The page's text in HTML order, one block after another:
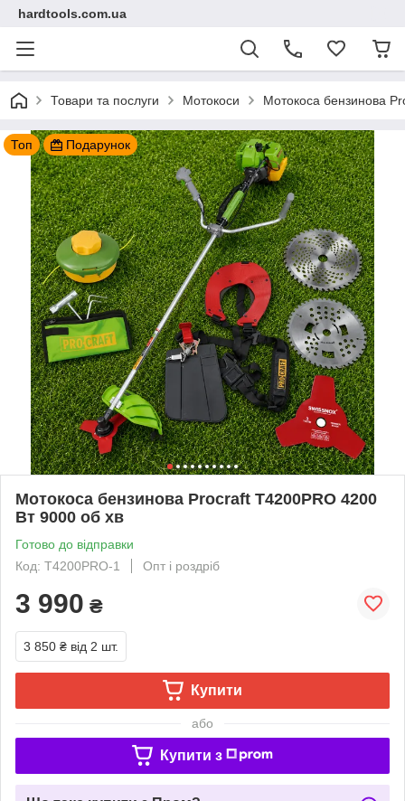
hardtools.com.ua
Товари та послуги Мотокоси Мотокоса бензинова
Топ Подарунок
Мотокоса бензинова Procraft T4200PRO 4200
Вт 9000 об хв
Готово до відправки
Код: T4200PRO-1
Опт і роздріб
3 990 ₴
3 850 ₴ від 2 шт.
Купити
або
Купити з